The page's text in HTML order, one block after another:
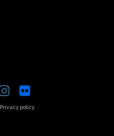
Privacy policy